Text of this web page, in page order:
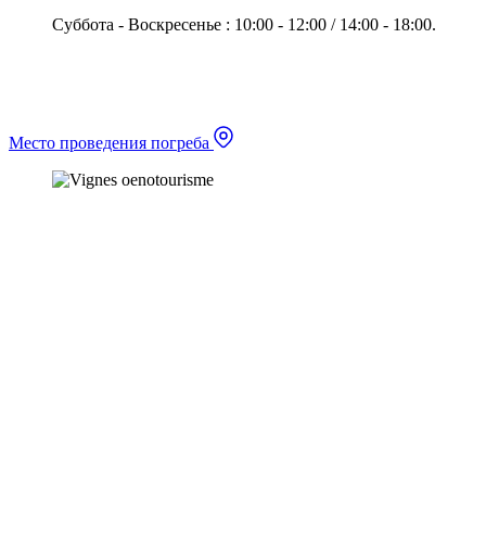
Суббота - Воскресенье : 10:00 - 12:00 / 14:00 - 18:00.
Место проведения погреба